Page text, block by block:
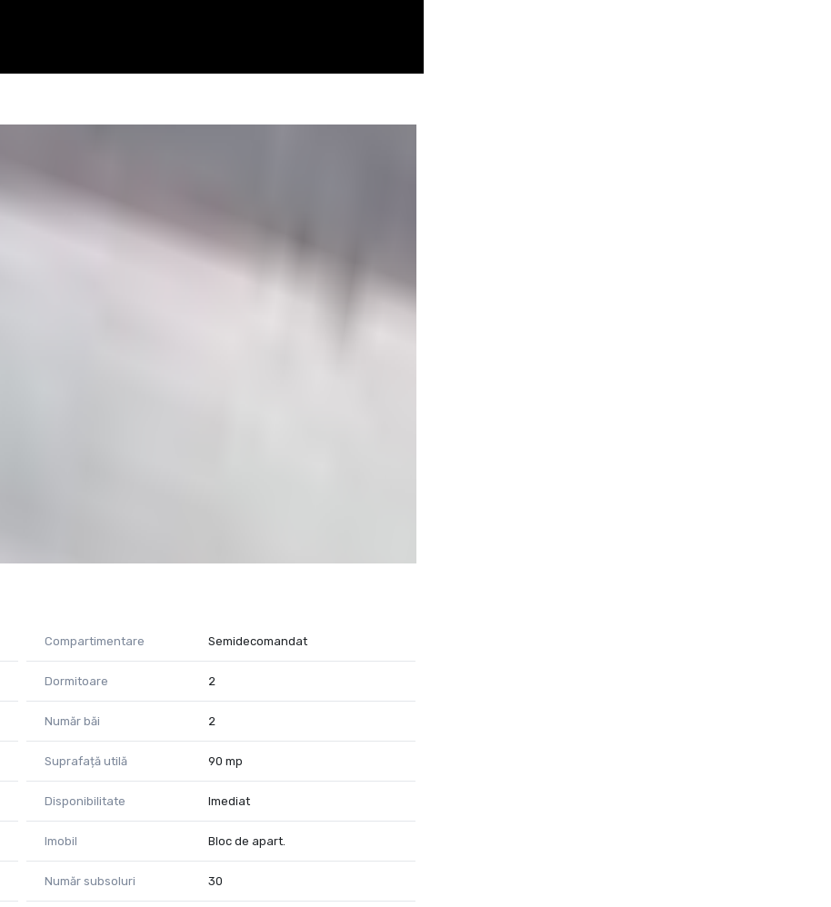
în timp;
închiriere;
Compartimentare Semidecomandat
Dormitoare 2
Număr băi 2
Suprafață utilă 90 mp
Disponibilitate Imediat
Imobil Bloc de apart.
Număr subsoluri 30